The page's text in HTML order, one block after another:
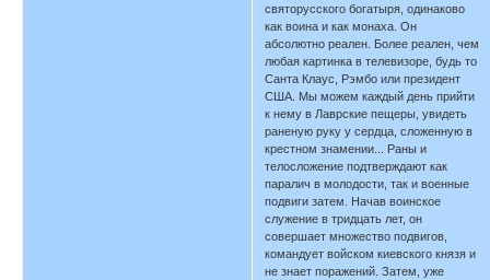
святорусского богатыря, одинаково
как воина и как монаха. Он
абсолютно реален. Более реален, чем
любая картинка в телевизоре, будь то
Санта Клаус, Рэмбо или президент
США. Мы можем каждый день прийти
к нему в Лаврские пещеры, увидеть
раненую руку у сердца, сложенную в
крестном знамении... Раны и
телосложение подтверждают как
паралич в молодости, так и военные
подвиги затем. Начав воинское
служение в тридцать лет, он
совершает множество подвигов,
командует войском киевского князя и
не знает поражений. Затем, уже